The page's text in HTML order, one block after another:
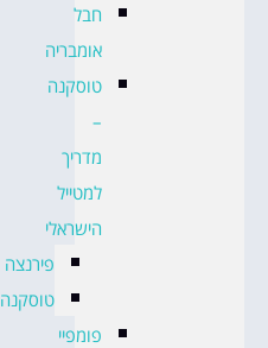
חבל
אומבריה
טוסקנה
–
מדריך
למטייל
הישראלי
פירנצה
טוסקנה
פומפיי